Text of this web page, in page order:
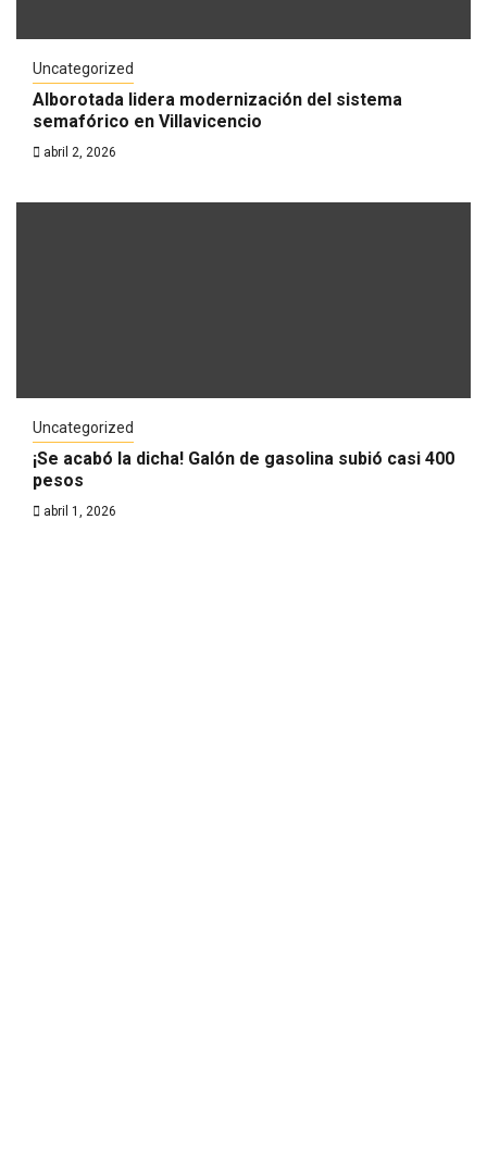
Uncategorized
Alborotada lidera modernización del sistema
semafórico en Villavicencio
abril 2, 2026
Uncategorized
¡Se acabó la dicha! Galón de gasolina subió casi 400
pesos
abril 1, 2026